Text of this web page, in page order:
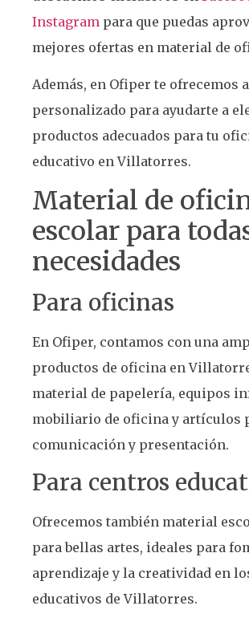
Instagram para que puedas
mejores ofertas en material de
Además, en Ofiper te ofrecemos
personalizado para ayudarte a
productos adecuados para tu
educativo en Villatorres.
Material de
escolar para
necesidades
Para oficinas
En Ofiper, contamos con una
productos de oficina en
material de papelería, equipos
mobiliario de oficina y artículos
comunicación y presentación.
Para centros
Ofrecemos también material
para bellas artes, ideales para
aprendizaje y la creatividad en
educativos de Villatorres.